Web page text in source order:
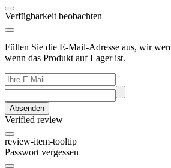
Verfügbarkeit beobachten
Füllen Sie die E-Mail-Adresse aus, wir
wenn das Produkt auf Lager ist.
Absenden
Verified review
review-item-tooltip
Passwort vergessen